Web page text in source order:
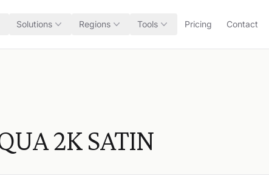
Solutions Regions Tools Pricing Contact
2K SATIN